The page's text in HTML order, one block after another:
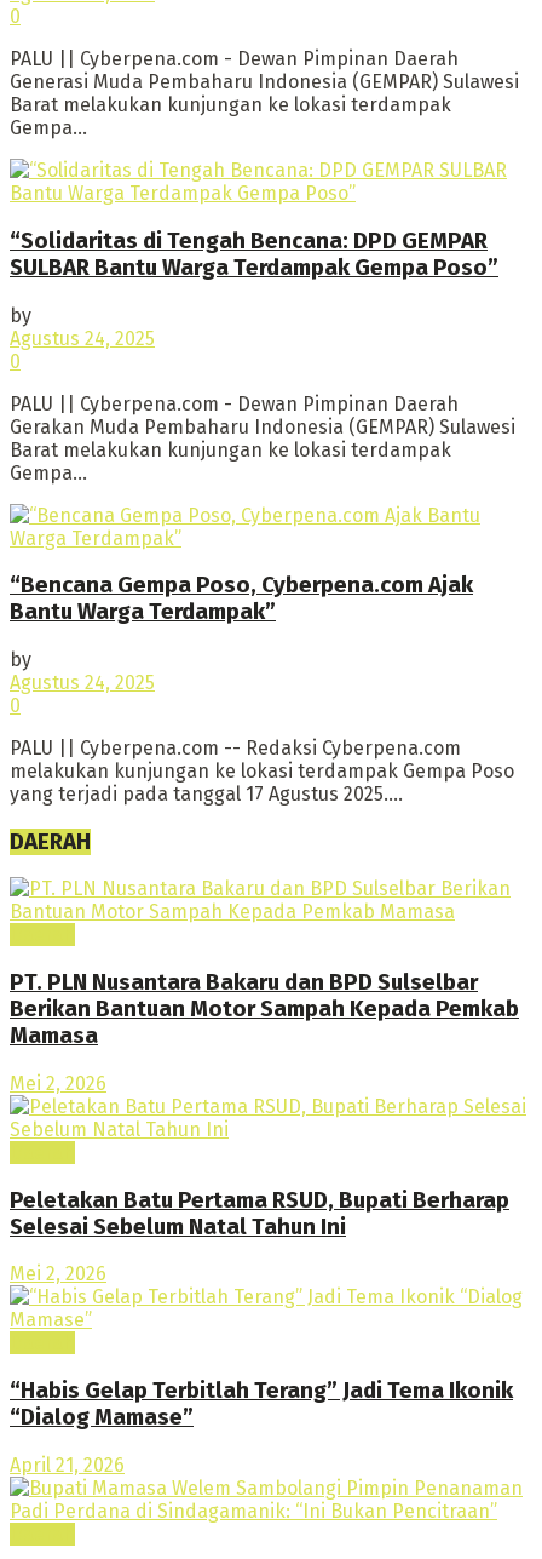
0
PALU || Cyberpena.com - Dewan Pimpinan Daerah
Generasi Muda Pembaharu Indonesia (GEMPAR) Sulawesi
Barat melakukan kunjungan ke lokasi terdampak
Gempa...
“Solidaritas di Tengah Bencana: DPD GEMPAR
SULBAR Bantu Warga Terdampak Gempa Poso”
by
Agustus 24, 2025
0
PALU || Cyberpena.com - Dewan Pimpinan Daerah
Gerakan Muda Pembaharu Indonesia (GEMPAR) Sulawesi
Barat melakukan kunjungan ke lokasi terdampak
Gempa...
“Bencana Gempa Poso, Cyberpena.com Ajak
Bantu Warga Terdampak”
by
Agustus 24, 2025
0
PALU || Cyberpena.com -- Redaksi Cyberpena.com
melakukan kunjungan ke lokasi terdampak Gempa Poso
yang terjadi pada tanggal 17 Agustus 2025....
DAERAH
PT. PLN Nusantara Bakaru dan BPD Sulselbar
Berikan Bantuan Motor Sampah Kepada Pemkab
Mamasa
Mei 2, 2026
Peletakan Batu Pertama RSUD, Bupati Berharap
Selesai Sebelum Natal Tahun Ini
Mei 2, 2026
“Habis Gelap Terbitlah Terang” Jadi Tema Ikonik
“Dialog Mamase”
April 21, 2026